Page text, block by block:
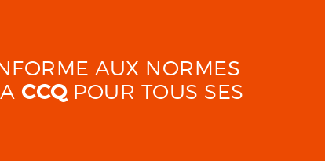
AUX NORMES
CCQPOUR TOUS SES